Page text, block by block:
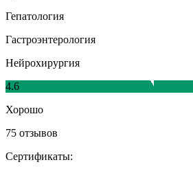
Гепатология
Гастроэнтерология
Нейрохирургия
4.6
Хорошо
75 отзывов
Сертификаты: